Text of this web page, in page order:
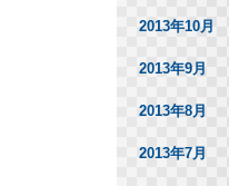
2013年10月
2013年9月
2013年8月
2013年7月